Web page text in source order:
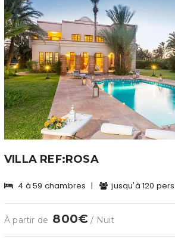
VILLA REF:ROSA
4 à 59 chambres | jusqu'à 120 pers
À partir de 800€ / Nuit